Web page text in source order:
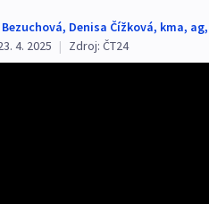
, Denisa Čížková, kma, ag,
4. 2025 | Zdroj: ČT24